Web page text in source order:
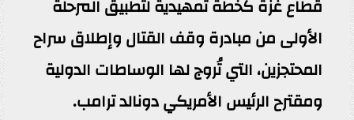
قطاع غزة كخطة تمهيدية لتطبيق المرحلة
الأولى من مبادرة وقف القتال وإطلاق سراح
المحتجزين، التي تُروج لها الوساطات الدولية
ومقترح الرئيس الأمريكي دونالد ترامب.